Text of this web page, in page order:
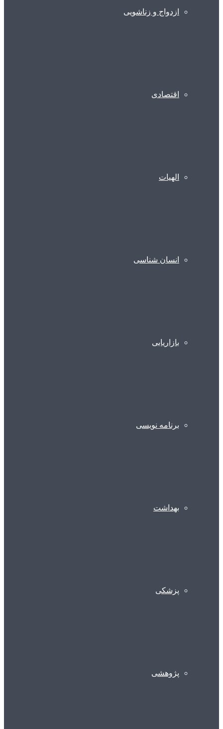
ازدواج و زناشویی
اقتصادی
الهیات
انسان شناسی
بازاریابی
برنامه نویسی
بهداشت
پزشکی
پژوهشی